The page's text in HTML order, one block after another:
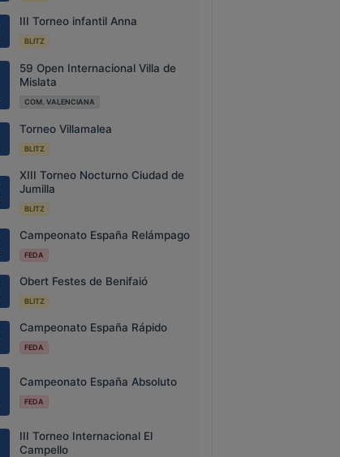
III Torneo infantil Anna
BLITZ
59 Open Internacional Villa de
Mislata
COM. VALENCIANA
Torneo Villamalea
BLITZ
XIII Torneo Nocturno Ciudad de
Jumilla
BLITZ
Campeonato España Relámpago
FEDA
Obert Festes de Benifaió
BLITZ
Campeonato España Rápido
FEDA
Campeonato España Absoluto
FEDA
III Torneo Internacional El
Campello